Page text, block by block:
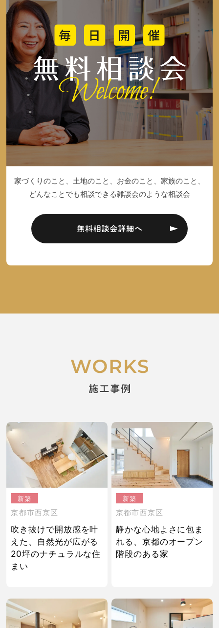
家づくりのこと、土地のこと、お金のこと、家族のこと、
どんなことでも相談できる雑談会のような相談会
新築
京都市西京区
吹き抜けで開放感を叶
えた、自然光が広がる
20坪のナチュラルな住
まい
新築
京都市西京区
静かな心地よさに包ま
れる、京都のオープン
階段のある家